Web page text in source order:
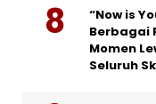
“Now is
Berbagai
Momen
Seluruh